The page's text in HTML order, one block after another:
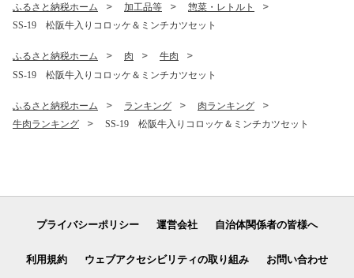
ふるさと納税ホーム 加工品等
惣菜・レトルト
SS-19 松阪牛入りコロッケ＆ミンチカツセット
ふるさと納税ホーム 肉
牛肉
SS-19 松阪牛入りコロッケ＆ミンチカツセット
ふるさと納税ホーム ランキング
肉ランキング
牛肉ランキング
SS-19 松阪牛入りコロッケ＆ミンチカツセット
プライバシーポリシー 運営会社 自治体関係者の皆様へ
利用規約 ウェブアクセシビリティの取り組み お問い合わせ